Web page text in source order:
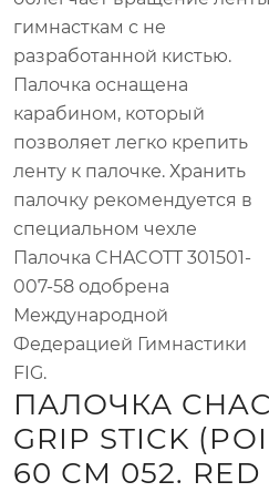
гимнасткам с не
разработанной кистью.
Палочка оснащена
карабином, который
позволяет легко крепить
ленту к палочке. Хранить
палочку рекомендуется в
специальном чехле
Палочка CHACOTT 301501-
007-58 одобрена
Международной
Федерацией Гимнастики
FIG.
ПАЛОЧКА
GRIP STICK
60 СМ 052. RED